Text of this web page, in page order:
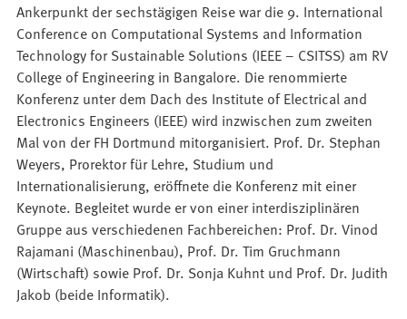
Ankerpunkt der sechstägigen Reise war die 9. International
Conference on Computational Systems and Information
Technology for Sustainable Solutions (IEEE – CSITSS) am RV
College of Engineering in Bangalore. Die renommierte
Konferenz unter dem Dach des Institute of Electrical and
Electronics Engineers (IEEE) wird inzwischen zum zweiten
Mal von der FH Dortmund mitorganisiert. Prof. Dr. Stephan
Weyers, Prorektor für Lehre, Studium und
Internationalisierung, eröffnete die Konferenz mit einer
Keynote. Begleitet wurde er von einer interdisziplinären
Gruppe aus verschiedenen Fachbereichen: Prof. Dr. Vinod
Rajamani (Maschinenbau), Prof. Dr. Tim Gruchmann
(Wirtschaft) sowie Prof. Dr. Sonja Kuhnt und Prof. Dr. Judith
Jakob (beide Informatik).